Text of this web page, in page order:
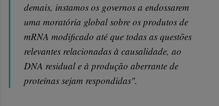
demais, instamos os governos a endossarem
uma moratória global sobre os produtos de
mRNA modificado até que todas as questões
relevantes relacionadas à causalidade, ao
DNA residual e à produção aberrante de
proteínas sejam respondidas".